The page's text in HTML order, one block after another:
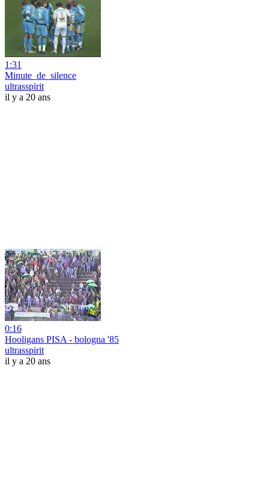
1:31
Minute_de_silence
ultrasspirit
il y a 20 ans
0:16
Hooligans PISA - bologna '85
ultrasspirit
il y a 20 ans